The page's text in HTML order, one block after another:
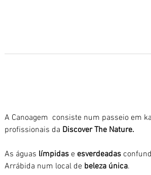
A Canoagem  consiste num passeio em
profissionais da Discover The Nature.
As águas límpidas e esverdeadas
Arrábida num local de beleza única.